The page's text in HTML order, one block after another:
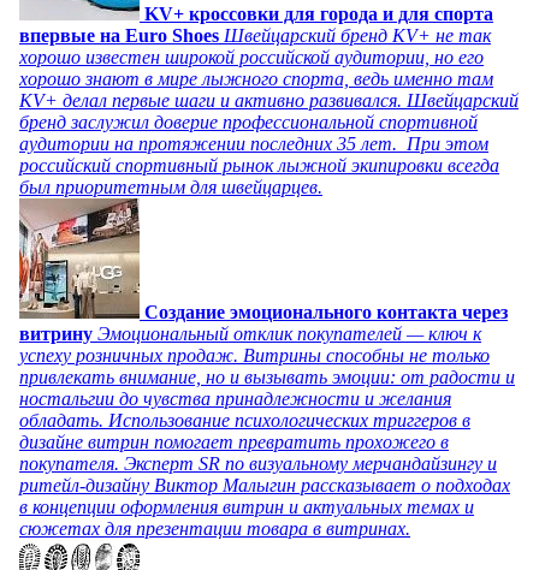
KV+ кроссовки для города и для спорта
впервые на Euro Shoes Швейцарский бренд KV+ не так
хорошо известен широкой российской аудитории, но его
хорошо знают в мире лыжного спорта, ведь именно там
KV+ делал первые шаги и активно развивался. Швейцарский
бренд заслужил доверие профессиональной спортивной
аудитории на протяжении последних 35 лет. При этом
российский спортивный рынок лыжной экипировки всегда
был приоритетным для швейцарцев.
Создание эмоционального контакта через
витрину Эмоциональный отклик покупателей — ключ к
успеху розничных продаж. Витрины способны не только
привлекать внимание, но и вызывать эмоции: от радости и
ностальгии до чувства принадлежности и желания
обладать. Использование психологических триггеров в
дизайне витрин помогает превратить прохожего в
покупателя. Эксперт SR по визуальному мерчандайзингу и
ритейл-дизайну Виктор Малыгин рассказывает о подходах
в концепции оформления витрин и актуальных темах и
сюжетах для презентации товара в витринах.